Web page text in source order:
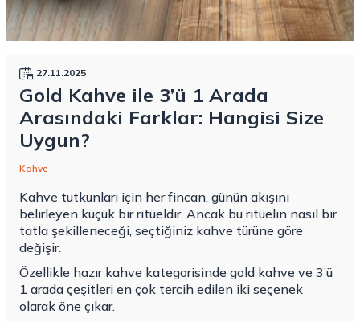
27.11.2025
Gold Kahve ile 3’ü 1 Arada
Arasındaki Farklar: Hangisi Size
Uygun?
Kahve
Kahve tutkunları için her fincan, günün akışını
belirleyen küçük bir ritüeldir. Ancak bu ritüelin nasıl bir
tatla şekilleneceği, seçtiğiniz kahve türüne göre
değişir.
Özellikle hazır kahve kategorisinde gold kahve ve 3’ü
1 arada çeşitleri en çok tercih edilen iki seçenek
olarak öne çıkar.